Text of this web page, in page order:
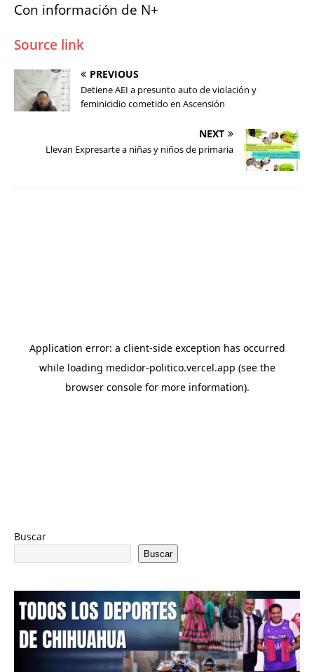
Con información de N+
Source link
PREVIOUS
Detiene AEI a presunto auto de violación y
feminicidio cometido en Ascensión
NEXT
Llevan Expresarte a niñas y niños de primaria
Buscar
Buscar